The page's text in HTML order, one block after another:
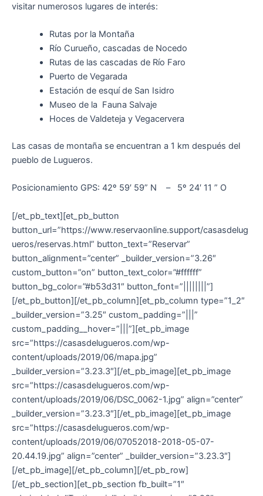
visitar numerosos lugares de interés:
Rutas por la Montaña
Río Curueño, cascadas de Nocedo
Rutas de las cascadas de Río Faro
Puerto de Vegarada
Estación de esquí de San Isidro
Museo de la Fauna Salvaje
Hoces de Valdeteja y Vegacervera
Las casas de montaña se encuentran a 1 km después del
pueblo de Lugueros.
Posicionamiento GPS: 42º 59′ 59” N – 5º 24′ 11 ” O
[/et_pb_text][et_pb_button
button_url=”https://www.reservaonline.support/casasdelug
ueros/reservas.html” button_text=”Reservar”
button_alignment=”center” _builder_version=”3.26″
custom_button=”on” button_text_color=”#ffffff”
button_bg_color=”#b53d31″ button_font=”||||||||”]
[/et_pb_button][/et_pb_column][et_pb_column type=”1_2″
_builder_version=”3.25″ custom_padding=”|||”
custom_padding__hover=”|||”][et_pb_image
src=”https://casasdelugueros.com/wp-
content/uploads/2019/06/mapa.jpg”
_builder_version=”3.23.3″][/et_pb_image][et_pb_image
src=”https://casasdelugueros.com/wp-
content/uploads/2019/06/DSC_0062-1.jpg” align=”center”
_builder_version=”3.23.3″][/et_pb_image][et_pb_image
src=”https://casasdelugueros.com/wp-
content/uploads/2019/06/07052018-2018-05-07-
20.44.19.jpg” align=”center” _builder_version=”3.23.3″]
[/et_pb_image][/et_pb_column][/et_pb_row]
[/et_pb_section][et_pb_section fb_built=”1″